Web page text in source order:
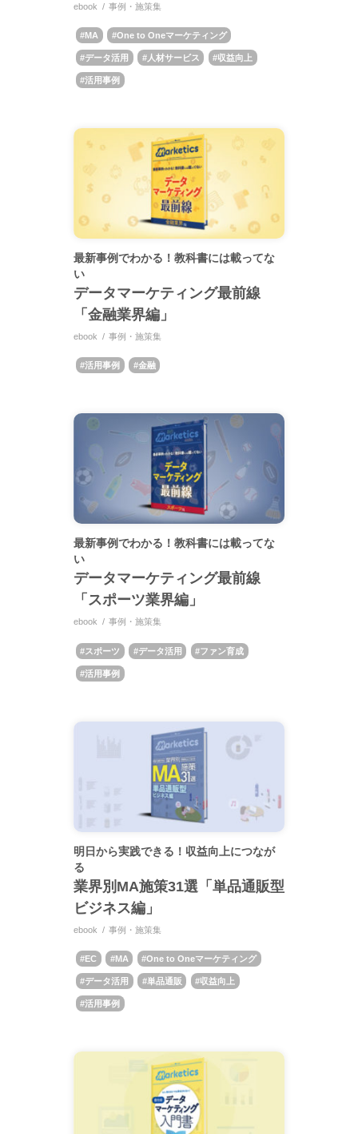
ebook 事例・施策集
MA One to Oneマーケティング
データ活用 人材サービス 収益向上
活用事例
最新事例でわかる！教科書には載ってな
い
データマーケティング最前線
「金融業界編」
ebook 事例・施策集
活用事例 金融
最新事例でわかる！教科書には載ってな
い
データマーケティング最前線
「スポーツ業界編」
ebook 事例・施策集
スポーツ データ活用 ファン育成
活用事例
明日から実践できる！収益向上につなが
る
業界別MA施策31選「単品通販型
ビジネス編」
ebook 事例・施策集
EC MA One to Oneマーケティング
データ活用 単品通販 収益向上
活用事例